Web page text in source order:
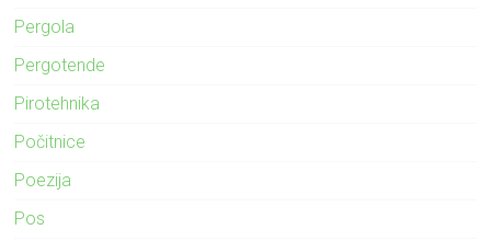
Pergola
Pergotende
Pirotehnika
Počitnice
Poezija
Pos